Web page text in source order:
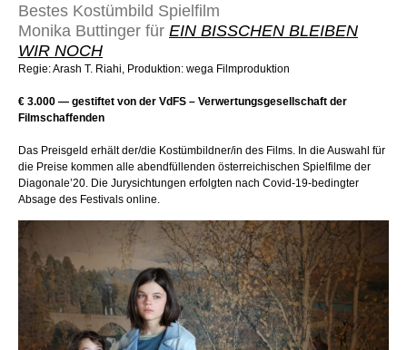
Bestes Kostümbild Spielfilm
Monika Buttinger für EIN BISSCHEN BLEIBEN
WIR NOCH
Regie: Arash T. Riahi, Produktion: wega Filmproduktion
€ 3.000 — gestiftet von der VdFS – Verwertungsgesellschaft der
Filmschaffenden
Das Preisgeld erhält der/die Kostümbildner/in des Films. In die Auswahl für
die Preise kommen alle abendfüllenden österreichischen Spielfilme der
Diagonale’20. Die Jurysichtungen erfolgten nach Covid-19-bedingter
Absage des Festivals online.